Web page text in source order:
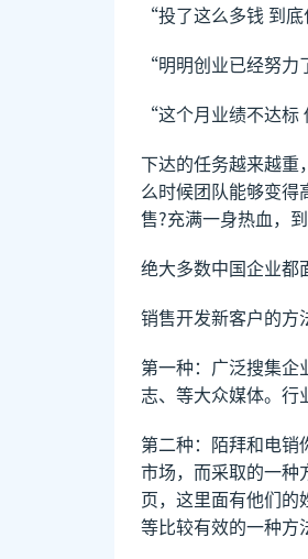
“投了这么多钱 到
“明明创业已经努
“这个月业绩不达标
下达的任务越来越重
么时候团队能够变
售?充满一身热血，
绝大多数中国企业都
销售开发新客户的方
第一种：广泛搜集
志、等大众媒体。行
第二种：陌拜和电
市场，而采取的一种
页，这里面有他们的
等比较有效的一种方